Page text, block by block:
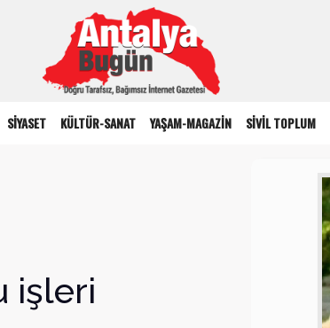
SİYASET KÜLTÜR-SANAT YAŞAM-MAGAZİN SİVİL TOPLUM
işleri